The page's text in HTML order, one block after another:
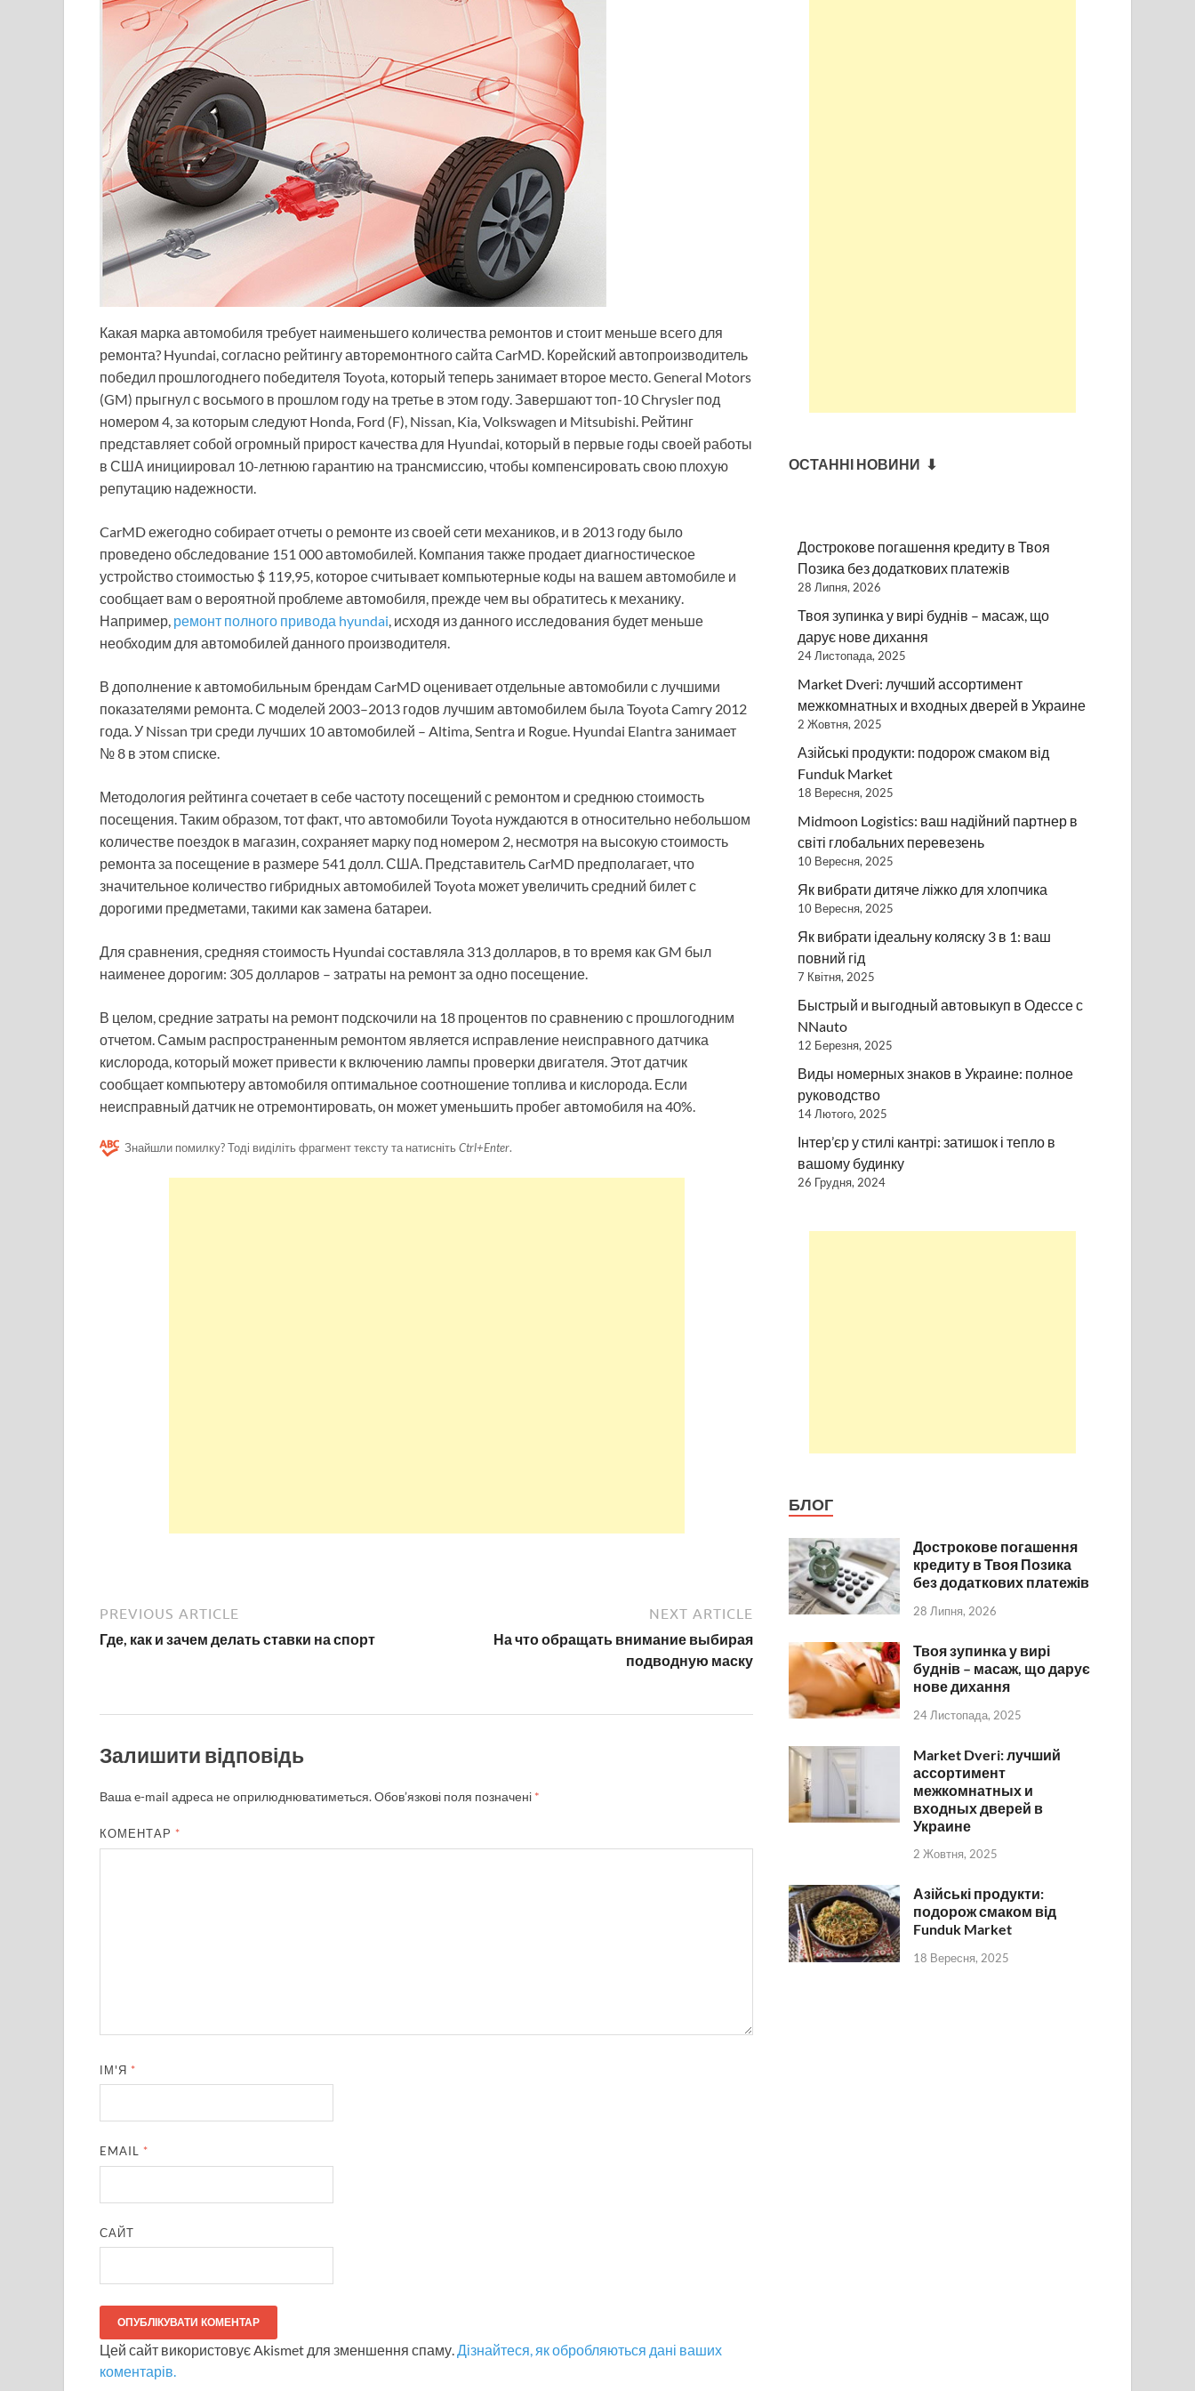
Какая марка автомобиля требует наименьшего количества ремонтов и стоит меньше всего для
ремонта? Hyundai, согласно рейтингу авторемонтного сайта CarMD. Корейский автопроизводитель
победил прошлогоднего победителя Toyota, который теперь занимает второе место. General Motors
(GM) прыгнул с восьмого в прошлом году на третье в этом году. Завершают топ-10 Chrysler под
номером 4, за которым следуют Honda, Ford (F), Nissan, Kia, Volkswagen и Mitsubishi. Рейтинг
представляет собой огромный прирост качества для Hyundai, который в первые годы своей работы
в США инициировал 10-летнюю гарантию на трансмиссию, чтобы компенсировать свою плохую
репутацию надежности.
CarMD ежегодно собирает отчеты о ремонте из своей сети механиков, и в 2013 году было
проведено обследование 151 000 автомобилей. Компания также продает диагностическое
устройство стоимостью $ 119,95, которое считывает компьютерные коды на вашем автомобиле и
сообщает вам о вероятной проблеме автомобиля, прежде чем вы обратитесь к механику.
Например, ремонт полного привода hyundai, исходя из данного исследования будет меньше
необходим для автомобилей данного производителя.
В дополнение к автомобильным брендам CarMD оценивает отдельные автомобили с лучшими
показателями ремонта. С моделей 2003–2013 годов лучшим автомобилем была Toyota Camry 2012
года. У Nissan три среди лучших 10 автомобилей – Altima, Sentra и Rogue. Hyundai Elantra занимает
№ 8 в этом списке.
Методология рейтинга сочетает в себе частоту посещений с ремонтом и среднюю стоимость
посещения. Таким образом, тот факт, что автомобили Toyota нуждаются в относительно небольшом
количестве поездок в магазин, сохраняет марку под номером 2, несмотря на высокую стоимость
ремонта за посещение в размере 541 долл. США. Представитель CarMD предполагает, что
значительное количество гибридных автомобилей Toyota может увеличить средний билет с
дорогими предметами, такими как замена батареи.
Для сравнения, средняя стоимость Hyundai составляла 313 долларов, в то время как GM был
наименее дорогим: 305 долларов – затраты на ремонт за одно посещение.
В целом, средние затраты на ремонт подскочили на 18 процентов по сравнению с прошлогодним
отчетом. Самым распространенным ремонтом является исправление неисправного датчика
кислорода, который может привести к включению лампы проверки двигателя. Этот датчик
сообщает компьютеру автомобиля оптимальное соотношение топлива и кислорода. Если
неисправный датчик не отремонтировать, он может уменьшить пробег автомобиля на 40%.
Знайшли помилку? Тоді виділіть фрагмент тексту та натисніть Ctrl+Enter.
PREVIOUS ARTICLE
Где, как и зачем делать ставки на спорт
NEXT ARTICLE
На что обращать внимание выбирая
подводную маску
Залишити відповідь
Ваша e-mail адреса не оприлюднюватиметься.Обов’язкові поля позначені *
КОМЕНТАР *
ІМ'Я *
EMAIL *
САЙТ
Цей сайт використовує Akismet для зменшення спаму.Дізнайтеся, як обробляються дані ваших
коментарів.
ОСТАННІ НОВИНИ ⬇
Дострокове погашення кредиту в Твоя
Позика без додаткових платежів
28 Липня, 2026
Твоя зупинка у вирі буднів – масаж, що
дарує нове дихання
24 Листопада, 2025
Market Dveri: лучший ассортимент
межкомнатных и входных дверей в Украине
2 Жовтня, 2025
Азійські продукти: подорож смаком від
Funduk Market
18 Вересня, 2025
Midmoon Logistics: ваш надійний партнер в
світі глобальних перевезень
10 Вересня, 2025
Як вибрати дитяче ліжко для хлопчика
10 Вересня, 2025
Як вибрати ідеальну коляску 3 в 1: ваш
повний гід
7 Квітня, 2025
Быстрый и выгодный автовыкуп в Одессе с
NNauto
12 Березня, 2025
Виды номерных знаков в Украине: полное
руководство
14 Лютого, 2025
Інтер’єр у стилі кантрі: затишок і тепло в
вашому будинку
26 Грудня, 2024
БЛОГ
Дострокове погашення
кредиту в Твоя Позика
без додаткових платежів
28 Липня, 2026
Твоя зупинка у вирі
буднів – масаж, що дарує
нове дихання
24 Листопада, 2025
Market Dveri: лучший
ассортимент
межкомнатных и
входных дверей в
Украине
2 Жовтня, 2025
Азійські продукти:
подорож смаком від
Funduk Market
18 Вересня, 2025